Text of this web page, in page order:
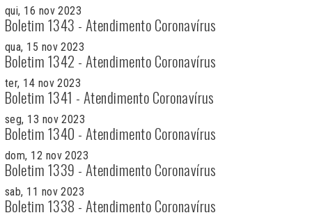
qui, 16 nov 2023
Boletim 1343 - Atendimento Coronavírus
qua, 15 nov 2023
Boletim 1342 - Atendimento Coronavírus
ter, 14 nov 2023
Boletim 1341 - Atendimento Coronavírus
seg, 13 nov 2023
Boletim 1340 - Atendimento Coronavírus
dom, 12 nov 2023
Boletim 1339 - Atendimento Coronavírus
sab, 11 nov 2023
Boletim 1338 - Atendimento Coronavírus